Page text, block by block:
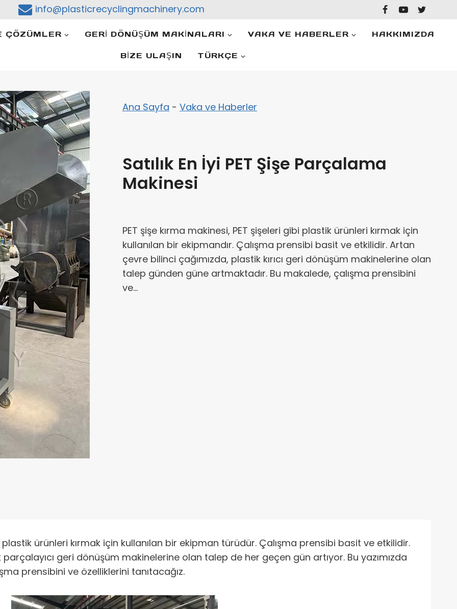
info@plasticrecyclingmachinery.com
ÇÖZÜMLER GERI DÖNÜŞÜM MAKINALARI VAKA VE HABERLER HAKKIMIZDA
BIZE ULAŞIN TÜRKÇE
Ana Sayfa - Vaka ve Haberler
Satılık En İyi PET Şişe Parçalama
Makinesi
PET şişe kırma makinesi, PET şişeleri gibi plastik ürünleri kırmak için
kullanılan bir ekipmandır. Çalışma prensibi basit ve etkilidir. Artan
çevre bilinci çağımızda, plastik kırıcı geri dönüşüm makinelerine olan
talep günden güne artmaktadır. Bu makalede, çalışma prensibini
ve…
ürünleri kırmak için kullanılan bir ekipman türüdür. Çalışma prensibi basit ve etkilidir.
geri dönüşüm makinelerine olan talep de her geçen gün artıyor. Bu yazımızda
prensibini ve özelliklerini tanıtacağız.